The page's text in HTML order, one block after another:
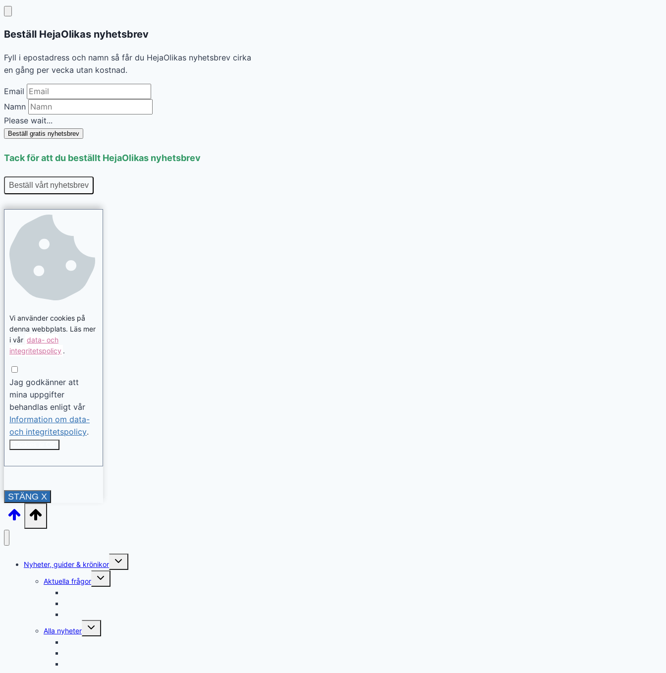
Beställ HejaOlikas nyhetsbrev
Fyll i epostadress och namn så får du HejaOlikas nyhetsbrev cirka
en gång per vecka utan kostnad.
Email
Namn
Please wait...
Beställ gratis nyhetsbrev
Tack för att du beställt HejaOlikas nyhetsbrev
Beställ vårt nyhetsbrev
Vi använder cookies på
denna webbplats. Läs mer
i vår data- och
integritetspolicy .
Jag godkänner att
mina uppgifter
behandlas enligt vår
Information om data-
och integritetspolicy.
STÄNG X
Nyheter, guider & krönikor
Toggle
Aktuella frågor
Toggle
Alla nyheter
Toggle